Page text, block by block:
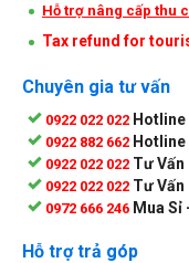
Hỗ trợ nâng cấp thu
Tax refund for
Chuyên gia tư vấn
0922 022 022 Hotline
0922 882 662 Hotline
0922 022 022 Tư
0922 022 022 Tư Vấn
0972 666 246 Mua Sỉ
Hỗ trợ trả góp